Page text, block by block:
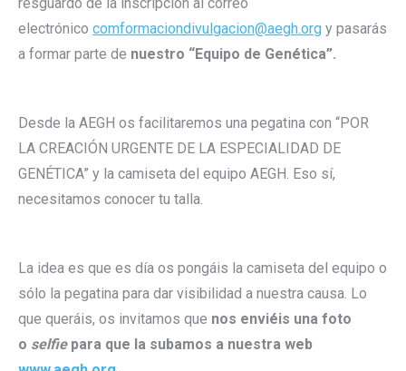
electrónico comformaciondivulgacion@aegh.org y pasarás
a formar parte de nuestro “Equipo de Genética”.
Desde la AEGH os facilitaremos una pegatina con “POR
LA CREACIÓN URGENTE DE LA ESPECIALIDAD DE
GENÉTICA” y la camiseta del equipo AEGH. Eso sí,
necesitamos conocer tu talla.
La idea es que es día os pongáis la camiseta del equipo o
sólo la pegatina para dar visibilidad a nuestra causa. Lo
que queráis, os invitamos que nos enviéis una foto
o selfiepara que la subamos a nuestra web